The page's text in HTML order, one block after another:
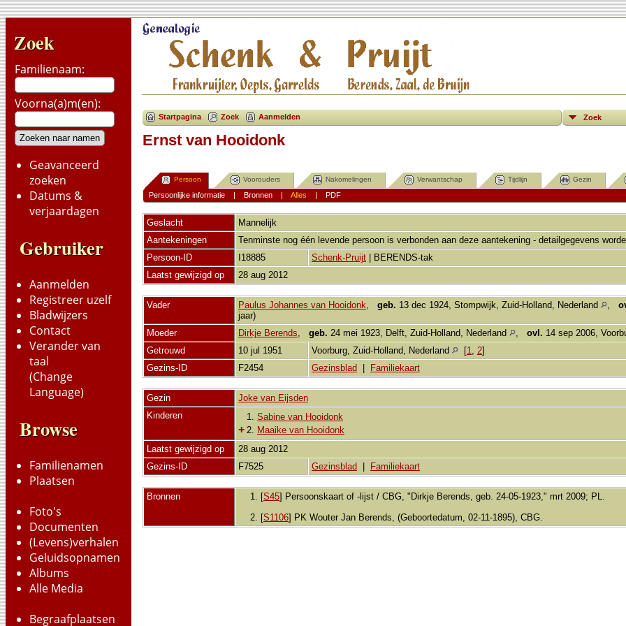
Zoek
Familienaam:
Voorna(a)m(en):
Geavanceerd
zoeken
Datums &
verjaardagen
Gebruiker
Aanmelden
Registreer uzelf
Bladwijzers
Contact
Verander van
taal
(Change
Language)
Browse
Familienamen
Plaatsen
Foto's
Documenten
(Levens)verhalen
Geluidsopnamen
Albums
Alle Media
Begraafplaatsen
Startpagina Zoek Aanmelden Zoek
Ernst van Hooidonk
Persoon Voorouders Nakomelingen Verwantschap Tijdlijn Gezin
Persoonlijke informatie| Bronnen| Alles PDF
Geslacht
Mannelijk
Aantekeningen
Tenminste nog één levende persoon is verbonden aan deze aantekening - detailgegevens
Persoon-ID
I18885 Schenk-Pruijt | BERENDS-tak
Laatst gewijzigd op
28 aug 2012
Vader Paulus Johannes van Hooidonk geb. 13 dec 1924, Stompwijk, Zuid-Holland, Nederland
jaar)
Moeder
Dirkje Berends geb. 24 mei 1923, Delft, Zuid-Holland, Nederland ovl. 14 sep 2006,
Getrouwd
10 jul 1951 Voorburg, Zuid-Holland, Nederland [1 2]
Gezins-ID
F2454 Gezinsblad | Familiekaart
Gezin
Joke van Eijsden
Kinderen
1. Sabine van Hooidonk
+ 2. Maaike van Hooidonk
Laatst gewijzigd op
28 aug 2012
Gezins-ID
F7525 Gezinsblad | Familiekaart
Bronnen [S45] Persoonskaart of -lijst / CBG, "Dirkje Berends, geb. 24-05-1923," mrt 2009; PL.
[S1106] PK Wouter Jan Berends, (Geboortedatum, 02-11-1895), CBG.